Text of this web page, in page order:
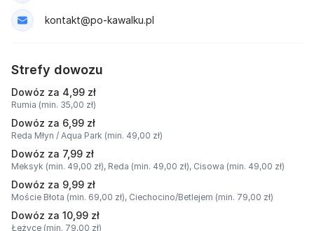
kontakt@po-kawalku.pl
Strefy dowozu
Dowóz za 4,99 zł
Rumia (min. 35,00 zł)
Dowóz za 6,99 zł
Reda Młyn / Aqua Park (min. 49,00 zł)
Dowóz za 7,99 zł
Meksyk (min. 49,00 zł), Reda (min. 49,00 zł), Cisowa (min. 49,00 zł)
Dowóz za 9,99 zł
Moście Błota (min. 69,00 zł), Ciechocino/Betlejem (min. 79,00 zł)
Dowóz za 10,99 zł
Łężyce (min. 79,00 zł)